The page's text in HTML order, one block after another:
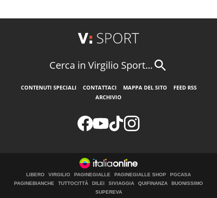
Cerca in Virgilio Sport...
CONTENUTI SPECIALI CONTATTACI MAPPA DEL SITO
FEED RSS
ARCHIVIO
LIBERO VIRGILIO PAGINEGIALLE PAGINEGIALLE SHOP
PGCASA
PAGINEBIANCHE
TUTTOCITTÀ DILEI SIVIAGGIA QUIFINANZA
BUONISSIMO
SUPEREVA